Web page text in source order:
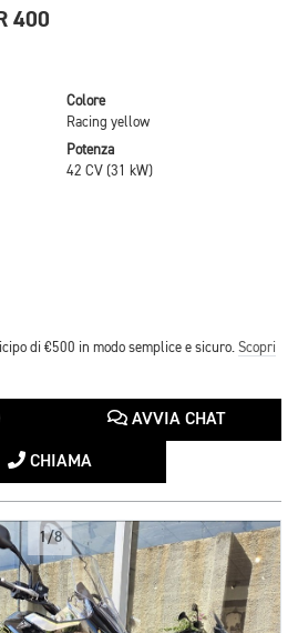
400
Colore
Racing yellow
Potenza
42 CV (31 kW)
di €500 in modo semplice e sicuro. Scopri
AVVIA CHAT
CHIAMA
1/8